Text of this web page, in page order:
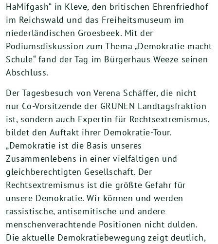
HaMifgash“ in Kleve, den britischen Ehrenfriedhof
im Reichswald und das Freiheitsmuseum im
niederländischen Groesbeek. Mit der
Podiumsdiskussion zum Thema „Demokratie macht
Schule“ fand der Tag im Bürgerhaus Weeze seinen
Abschluss.
Der Tagesbesuch von Verena Schäffer, die nicht
nur Co-Vorsitzende der GRÜNEN Landtagsfraktion
ist, sondern auch Expertin für Rechtsextremismus,
bildet den Auftakt ihrer Demokratie-Tour.
„Demokratie ist die Basis unseres
Zusammenlebens in einer vielfältigen und
gleichberechtigten Gesellschaft. Der
Rechtsextremismus ist die größte Gefahr für
unsere Demokratie. Wir können und werden
rassistische, antisemitische und andere
menschenverachtende Positionen nicht dulden.
Die aktuelle Demokratiebewegung zeigt deutlich,